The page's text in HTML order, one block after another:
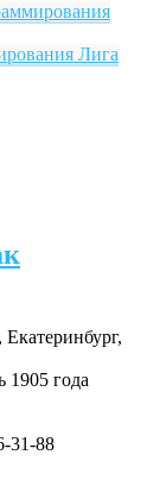
Лига
Екатеринбург,
1905 года
31-88